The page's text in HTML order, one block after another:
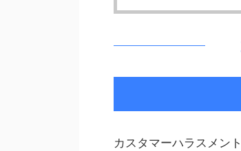
カスタマーハラスメン